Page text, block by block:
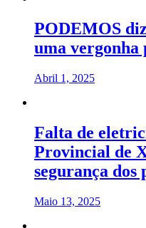
PODEMOS
uma vergonha
Abril 1, 2025
Falta de
Provincial de
segurança dos
Maio 13, 2025